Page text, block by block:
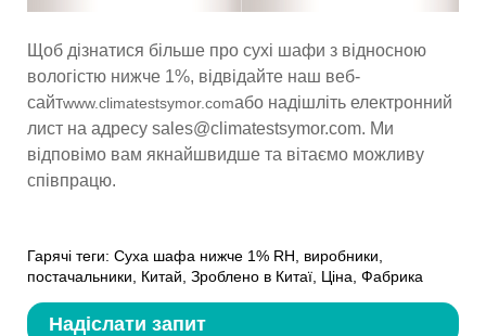
Щоб дізнатися більше про сухі шафи з відносною
вологістю нижче 1%, відвідайте наш веб-
сайтwww.climatestsymor.comабо надішліть електронний
лист на адресу sales@climatestsymor.com. Ми
відповімо вам якнайшвидше та вітаємо можливу
співпрацю.
Гарячі теги: Суха шафа нижче 1% RH, виробники,
постачальники, Китай, Зроблено в Китаї, Ціна, Фабрика
Надіслати запит